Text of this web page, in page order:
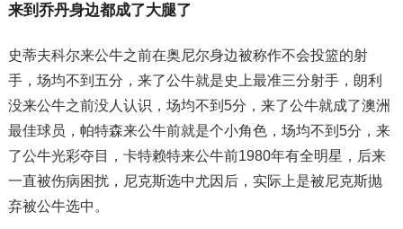
来到乔丹身边都成了大腿了
史蒂夫科尔来公牛之前在奥尼尔身边被称作不会投篮的射
手，场均不到五分，来了公牛就是史上最准三分射手，朗利
没来公牛之前没人认识，场均不到5分，来了公牛就成了澳洲
最佳球员，帕特森来公牛前就是个小角色，场均不到5分，来
了公牛光彩夺目，卡特赖特来公牛前1980年有全明星，后来
一直被伤病困扰，尼克斯选中尤因后，实际上是被尼克斯抛
弃被公牛选中。